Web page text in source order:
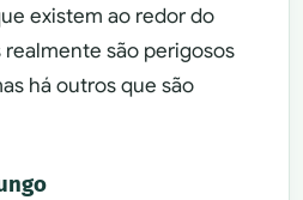
existem ao redor do
são perigosos
há outros que são